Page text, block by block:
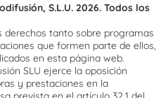
S.L.U. 2026. Todos los
tanto sobre programas
que formen parte de ellos,
en esta página web.
SLU ejerce la oposición
y prestaciones en la